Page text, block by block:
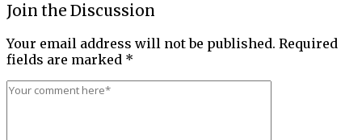
Join the Discussion
Your email address will not be published. Required
fields are marked *